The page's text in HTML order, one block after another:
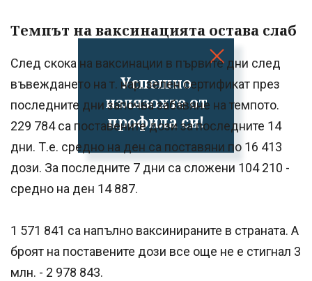
Успешно
излязохте от
профила си!
Темпът на ваксинацията остава слаб
След скока на ваксинации в първите дни след
въвеждането на т. нар. зелен сертификат през
последните дни започва забавяне на темпото.
229 784 са поставените дози за последните 14
дни. Т.е. средно на ден са поставяни по 16 413
дози. За последните 7 дни са сложени 104 210 -
средно на ден 14 887.
1 571 841 са напълно ваксинираните в страната. А
броят на поставените дози все още не е стигнал 3
млн. - 2 978 843.